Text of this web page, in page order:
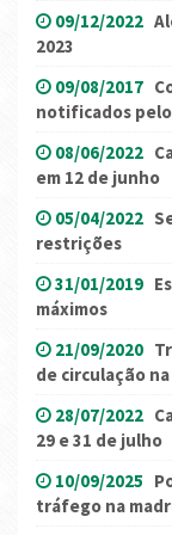
09/12/2022
2023
09/08/2017
notificados pelo
08/06/2022
em 12 de junho
05/04/2022
restrições
31/01/2019
máximos
21/09/2020
de circulação na
28/07/2022
29 e 31 de julho
10/09/2025
tráfego na